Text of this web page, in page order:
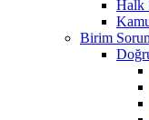
Halk
Birim